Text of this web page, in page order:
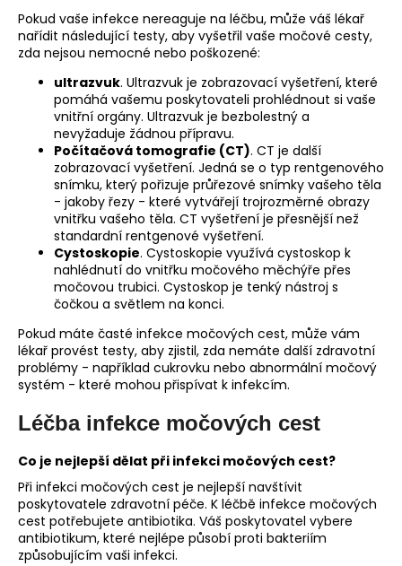
Pokud vaše infekce nereaguje na léčbu, může váš lékař
nařídit následující testy, aby vyšetřil vaše močové cesty,
zda nejsou nemocné nebo poškozené:
ultrazvuk. Ultrazvuk je zobrazovací vyšetření, které
pomáhá vašemu poskytovateli prohlédnout si vaše
vnitřní orgány. Ultrazvuk je bezbolestný a
nevyžaduje žádnou přípravu.
Počítačová tomografie (CT). CT je další
zobrazovací vyšetření. Jedná se o typ rentgenového
snímku, který pořizuje průřezové snímky vašeho těla
- jakoby řezy - které vytvářejí trojrozměrné obrazy
vnitřku vašeho těla. CT vyšetření je přesnější než
standardní rentgenové vyšetření.
Cystoskopie. Cystoskopie využívá cystoskop k
nahlédnutí do vnitřku močového měchýře přes
močovou trubici. Cystoskop je tenký nástroj s
čočkou a světlem na konci.
Pokud máte časté infekce močových cest, může vám
lékař provést testy, aby zjistil, zda nemáte další zdravotní
problémy - například cukrovku nebo abnormální močový
systém - které mohou přispívat k infekcím.
Léčba infekce močových cest
Co je nejlepší dělat při infekci močových cest?
Při infekci močových cest je nejlepší navštívit
poskytovatele zdravotní péče. K léčbě infekce močových
cest potřebujete antibiotika. Váš poskytovatel vybere
antibiotikum, které nejlépe působí proti bakteriím
způsobujícím vaši infekci.